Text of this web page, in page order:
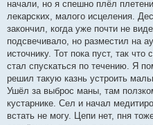
начали, но я спешно плёл
лекарских, малого исцеления.
закончил, когда уже почти не
подсвечивало, но разместил на
источнику. Тот пока пуст, так
стал спускаться по течению. Я
решил такую казнь устроить
Ушёл за выброс маны, там
кустарнике. Сел и начал
встать не могу. Цепи нет, пня